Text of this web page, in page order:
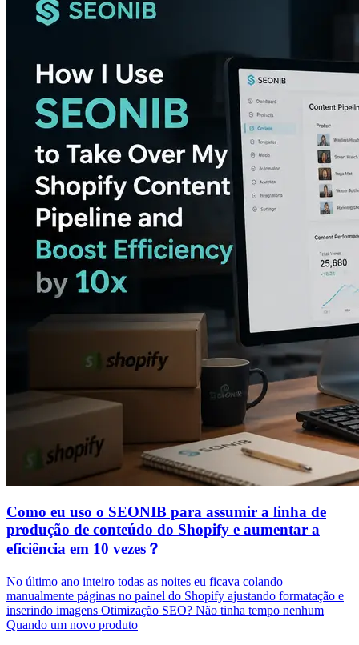
Como eu uso o SEONIB para assumir a linha de
produção de conteúdo do Shopify e aumentar a
eficiência em 10 vezes？
No último ano inteiro todas as noites eu ficava colando
manualmente páginas no painel do Shopify ajustando formatação e
inserindo imagens Otimização SEO? Não tinha tempo nenhum
Quando um novo produto